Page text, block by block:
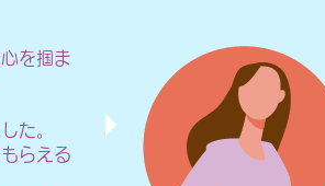
を掴ま
た。
らえる